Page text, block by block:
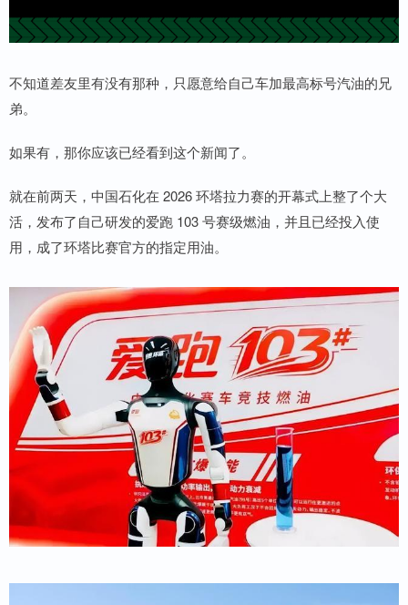
不知道差友里有没有那种，只愿意给自己车加最高标号汽油的兄
弟。
如果有，那你应该已经看到这个新闻了。
就在前两天，中国石化在 2026 环塔拉力赛的开幕式上整了个大
活，发布了自己研发的爱跑 103 号赛级燃油，并且已经投入使
用，成了环塔比赛官方的指定用油。